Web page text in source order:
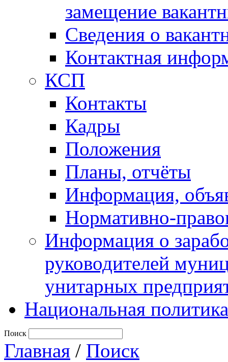
замещение
Сведения о
Контактная
КСП
Контакты
Кадры
Положения
Планы, отчёты
Информация,
Нормативно-
Информация о
руководителей
унитарных
Национальная политика
Поиск
Главная / Поиск